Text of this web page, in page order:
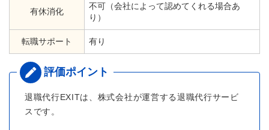
有休消化
不可（会社によって認めてくれる場合あ
り）
転職サポート 有り
退職代行EXITは、株式会社が運営する退職代行サービ
スです。